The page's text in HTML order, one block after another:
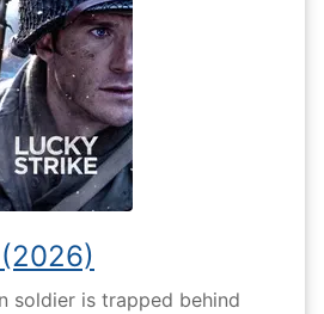
soldier is trapped behind